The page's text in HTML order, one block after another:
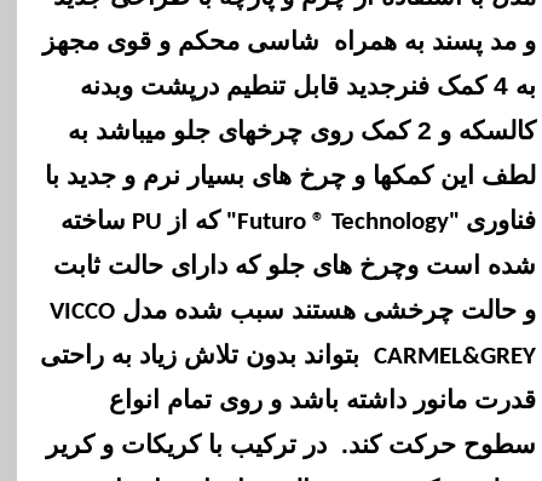
و مد پسند به همراه شاسی محکم و قوی مجهز
به 4 کمک فنرجدید قابل تنطیم درپشت وبدنه
کالسکه و 2 کمک روی چرخهای جلو میباشد به
لطف این کمکها و چرخ های بسیار نرم و جدید با
فناوری "Futuro ® Technology" که از PU ساخته
شده است وچرخ های جلو که دارای حالت ثابت
و حالت چرخشی هستند سبب شده مدل VICCO
CARMEL&GREY بتواند بدون تلاش زیاد به راحتی
قدرت مانور داشته باشد و روی تمام انواع
سطوح حرکت کند. در ترکیب با کریکات و کریر